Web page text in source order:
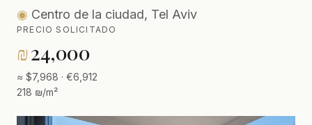
◉ Centro de la ciudad, Tel Aviv
PRECIO SOLICITADO
₪24,000
≈ $7,968 · €6,912
218 ₪/m²